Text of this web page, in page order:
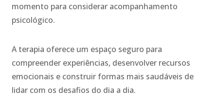
momento para considerar acompanhamento
psicológico.
A terapia oferece um espaço seguro para
compreender experiências, desenvolver recursos
emocionais e construir formas mais saudáveis de
lidar com os desafios do dia a dia.